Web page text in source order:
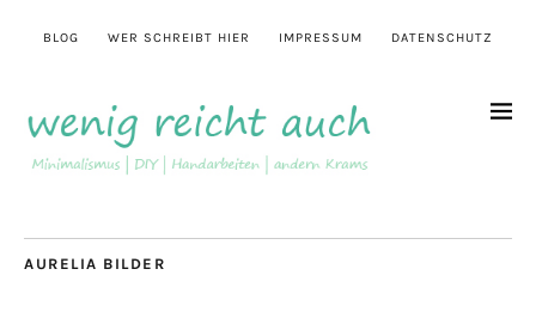
BLOG WER SCHREIBT HIER IMPRESSUM DATENSCHUTZ
AURELIA BILDER